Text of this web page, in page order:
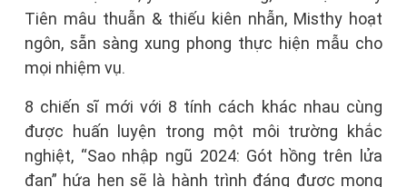
Tiên mâu thuẫn & thiếu kiên nhẫn, Misthy hoạt
ngôn, sẵn sàng xung phong thực hiện mẫu cho
mọi nhiệm vụ.
8 chiến sĩ mới với 8 tính cách khác nhau cùng
được huấn luyện trong một môi trường khắc
nghiệt, “Sao nhập ngũ 2024: Gót hồng trên lửa
đạn” hứa hẹn sẽ là hành trình đáng được mong